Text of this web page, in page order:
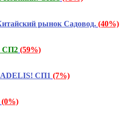
рынок Садовод. (40%)
СП2 (59%)
ADELIS! СП1 (7%)
(0%)